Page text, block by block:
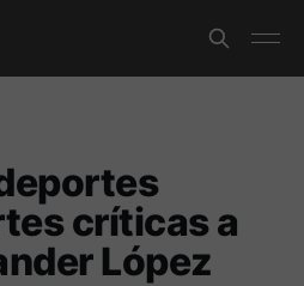
críticas a
López